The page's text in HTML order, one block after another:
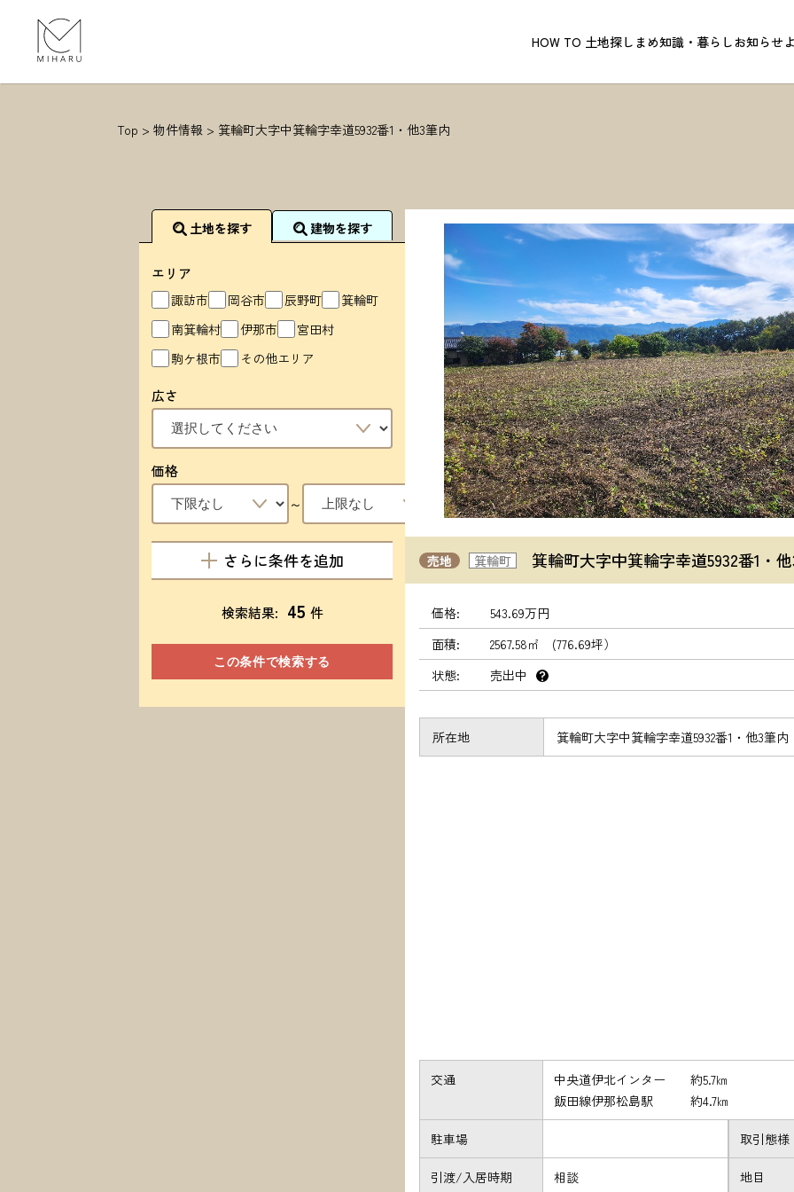
HOW TO 土地探し まめ知識・暮らし お知らせ
Top > 物件情報 > 箕輪町大字中箕輪字幸道5932番1・他3筆内
売地 箕輪町 箕輪町大字中箕輪字幸道5932番1・
価格
543.69万円
面積
2567.58㎡ (776.69坪）
状態
売出中 ？
所在地 箕輪町大字中箕輪字幸道5932番1・他3筆内
交通
中央道伊北インター 約5.7㎞
飯田線伊那松島駅 約4.7㎞
駐車場 取引態様
引渡/入居時期 相談 地目
土地を探す 建物を探す
エリア
諏訪市 岡谷市 辰野町
箕輪町
南箕輪村
伊那市
宮田村
駒ケ根市
その他エリア
広さ
価格
～
さらに条件を追加
検索結果: 45 件